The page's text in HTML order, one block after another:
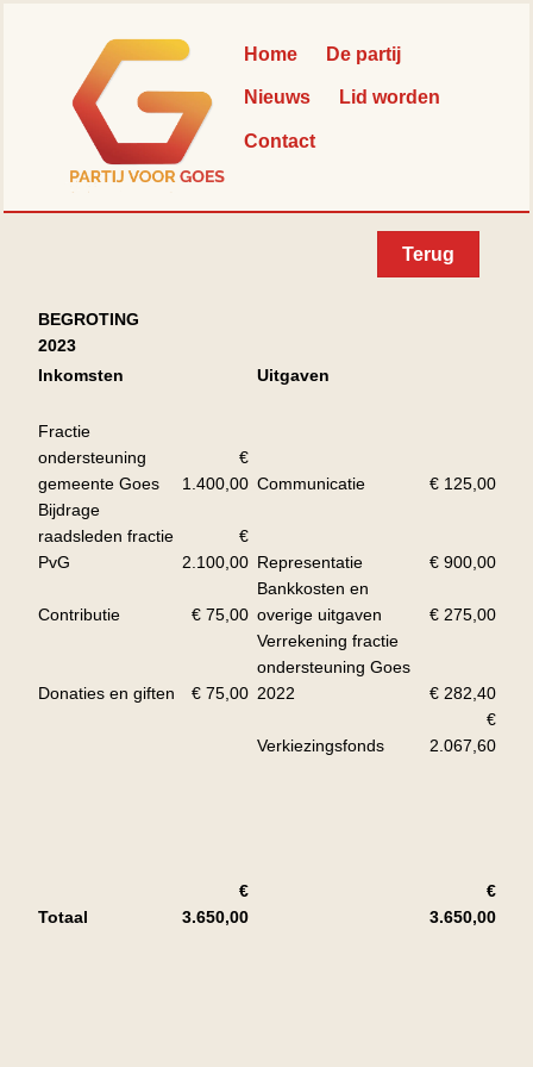
Home De partij
Nieuws Lid worden
Contact
Terug
BEGROTING
2023
Inkomsten
Uitgaven
Fractie
ondersteuning
gemeente Goes
€
1.400,00 Communicatie
€ 125,00
Bijdrage
raadsleden fractie
PvG
€
2.100,00 Representatie € 900,00
Contributie € 75,00
Bankkosten en
overige uitgaven
€ 275,00
Donaties en giften € 75,00
Verrekening fractie
ondersteuning Goes
2022
€ 282,40
Verkiezingsfonds
€
2.067,60
Totaal
€
3.650,00
€
3.650,00
To